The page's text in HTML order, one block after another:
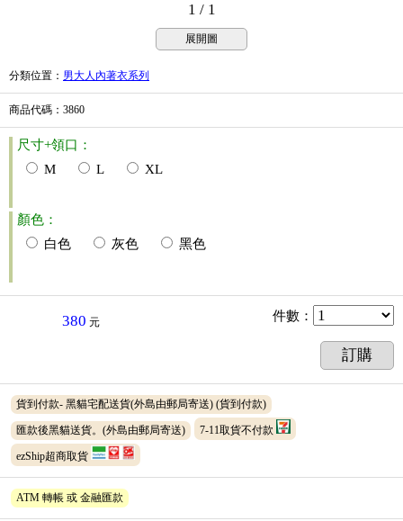
1 / 1
展開圖
分類位置 ： 男大人內著衣系列
商品代碼 ：3860
尺寸+領口：
M
L XL
顏色：
白色
灰色 黑色
380 元 件數 ：
訂購
貨到付款- 黑貓宅配送貨(外島由郵局寄送) (貨到付款)
匯款後黑貓送貨。(外島由郵局寄送) 7-11取貨不付款
ezShip超商取貨
ATM 轉帳 或 金融匯款